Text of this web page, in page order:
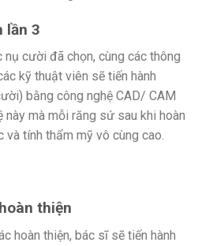
lần 3
cười đã chọn, cùng các thông
kỹ thuật viên sẽ tiến hành
bằng công nghệ CAD/ CAM
này mà mỗi răng sứ sau khi hoàn
tính thẩm mỹ vô cùng cao.
thiện
hoàn thiện, bác sĩ sẽ tiến hành